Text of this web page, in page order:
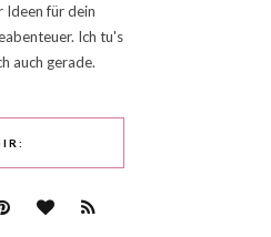
Ideen für dein
Ich tu's
auch gerade.